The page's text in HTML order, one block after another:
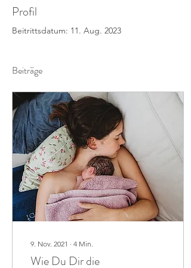
Profil
Beitrittsdatum: 11. Aug. 2023
Beiträge
9. Nov. 2021 ∙ 4 Min.
Wie Du Dir die